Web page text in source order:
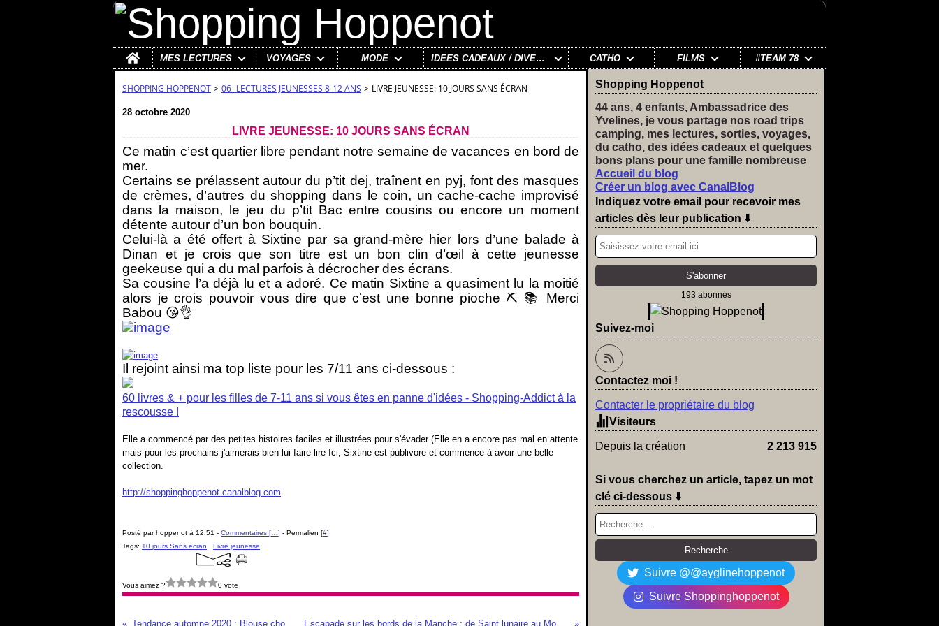
Home
MES LECTURES VOYAGES MODE IDÉES CADEAUX / DIVERS CATHO FILMS #TEAM 78
SHOPPING HOPPENOT > 06- LECTURES JEUNESSES 8-12 ANS > LIVRE JEUNESSE: 10 JOURS SANS ÉCRAN
28 octobre 2020
LIVRE JEUNESSE: 10 JOURS SANS ÉCRAN
Ce matin c’est quartier libre pendant notre semaine de vacances en bord de
mer.
Certains se prélassent autour du p’tit dej, traînent en pyj, font des masques
de crèmes, d’autres du shopping dans le coin, un cache-cache improvisé
dans la maison, le jeu du p’tit Bac entre cousins ou encore un moment
détente autour d’un bon bouquin.
Celui-là a été offert à Sixtine par sa grand-mère hier lors d’une balade à
Dinan et je crois que son titre est un bon clin d’œil à cette jeunesse
geekeuse qui a du mal parfois à décrocher des écrans.
Sa cousine l’a déjà lu et a adoré. Ce matin Sixtine a quasiment lu la moitié
alors je crois pouvoir vous dire que c’est une bonne pioche ⛏ 📚 Merci
Babou 😘👌
Il rejoint ainsi ma top liste pour les 7/11 ans ci-dessous :
60 livres & + pour les filles de 7-11 ans si vous êtes en panne d'idées - Shopping-Addict à la
rescousse !
Elle a commencé par des petites histoires faciles et illustrées pour s'évader (Elle en a encore pas mal en attente
mais pour les prochains j'aimerais bien lui faire lire Ici, Sixtine est publivore et commence à avoir une belle
collection.
http://shoppinghoppenot.canalblog.com
Posté par hoppenot à 12:51 - Commentaires [ ] - Permalien [#]
Tags: 10 jours Sans écran Livre jeunesse
Vous aimez ? 0 vote
Tendance automne 2020 : Blouse chouchou col montant Escapade sur les bords de la Manche : de Saint lunaire au Mont Saint Michel (video inside)
Shopping Hoppenot
44 ans, 4 enfants, Ambassadrice des
Yvelines, je vous partage nos road trips
camping, mes lectures, sorties, voyages,
du catho, des idées cadeaux et quelques
bons plans pour une famille nombreuse
Accueil du blog
Créer un blog avec CanalBlog
Indiquez votre email pour recevoir mes
articles dès leur publication ⬇️
193 abonnés
Suivez-moi
Contactez moi !
Contacter le propriétaire du blog
Visiteurs
Depuis la création 2 213 915
Si vous cherchez un article, tapez un mot
clé ci-dessous ⬇️
Suivre @@ayglinehoppenot
Suivre Shoppinghoppenot